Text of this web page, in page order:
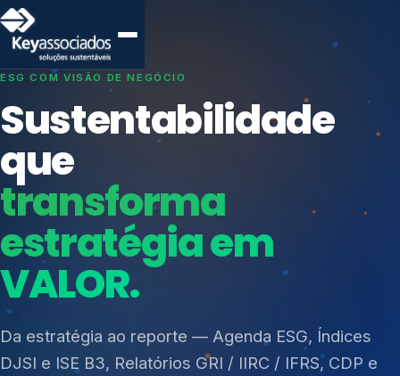
SISTEMAS DE GESTÃO OTIMIZADOS E INTEGRADOS
Conformidade que
protege seu
negócio.
Consultoria, auditoria e treinamentos em ISO 27001,
ISO 27701, ISO 42001, ISO 37001, ISO 9001, ISO
14001, ISO 45001, ONA e PNQ — Gestão de
resíduos sólidos (PGRS/PMGRS).
Índices de Mercado
Mudanças Climáticas
Reputação e Cadeia
Reporte Regulatório